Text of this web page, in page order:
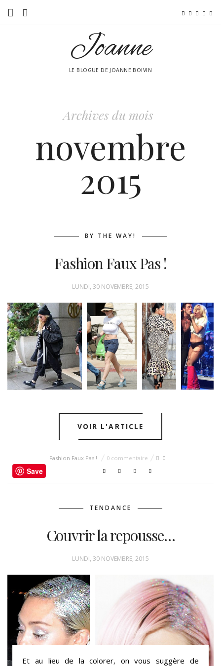
Mes amis branchés!
Joanne
LE BLOGUE DE JOANNE BOIVIN
Archives du mois
novembre
2015
BY THE WAY!
Fashion Faux Pas !
LUNDI, 30 NOVEMBRE, 2015
VOIR L'ARTICLE
Fashion Faux Pas ! 0 commentaire 0
Save
TENDANCE
Couvrir la repousse…
LUNDI, 30 NOVEMBRE, 2015
Et au lieu de la colorer, on vous suggère de